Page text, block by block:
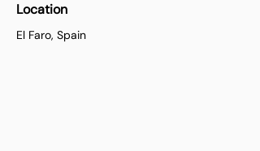
Location
El Faro, Spain